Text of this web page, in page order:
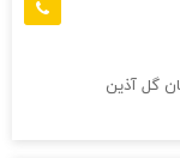
گل آذین